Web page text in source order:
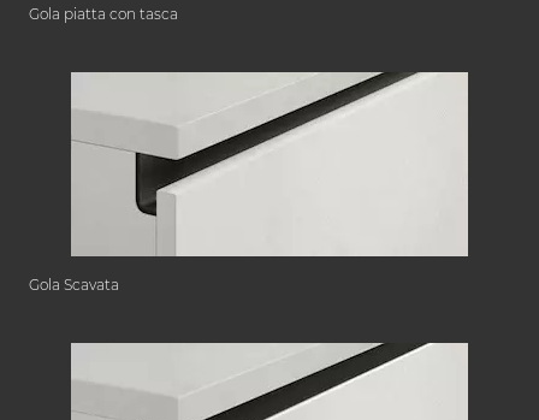
Gola piatta con tasca
Gola Scavata